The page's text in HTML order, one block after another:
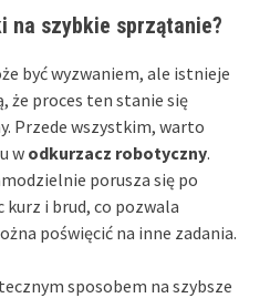
na szybkie sprzątanie?
być wyzwaniem, ale istnieje
że proces ten stanie się
Przede wszystkim, warto
w odkurzacz robotyczny.
porusza się po
i brud, co pozwala
poświęcić na inne zadania.
sposobem na szybsze